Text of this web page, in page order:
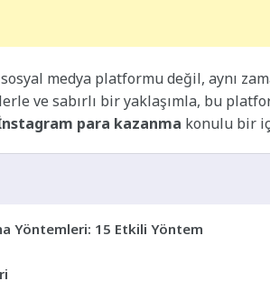
medya platformu değil, aynı
ve sabırlı bir yaklaşımla, bu
para kazanma konulu bir
Yöntemleri: 15 Etkili Yöntem